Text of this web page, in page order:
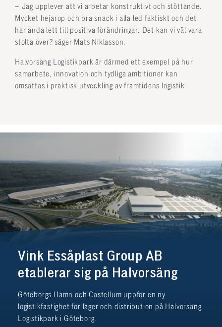
– Jag upplever att vi arbetar konstruktivt och stöttande.
Mycket hejarop och bra snack i alla led faktiskt och det
har ändå lett till positiva förändringar. Det kan vi väl vara
stolta över? säger Mats Niklasson.
Halvorsäng Logistikpark är därmed ett exempel på hur
samarbete, innovation och tydliga ambitioner kan
omsättas i praktisk utveckling av framtidens logistik.
Vink Essåplast Group AB
etablerar sig på Halvorsäng
Göteborgs Hamn och Castellum uppför en ny
logistikfastighet för lager och distribution på Halvorsäng
Logistikpark i Göteborg.